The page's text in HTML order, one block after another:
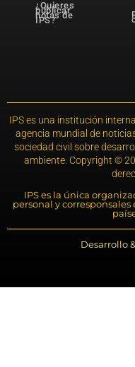
¿Quieres
publicar
notas de
IPS?
IPS es una institución
agencia mundial de
sociedad civil sobre
ambiente. Copyright ©
IPS es la única
personal y
Desarrollo